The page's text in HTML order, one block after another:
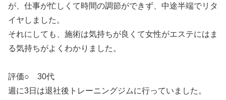
が、仕事が忙しくて時間の調節ができず、中途半端でリタ
イヤしました。
それにしても、施術は気持ちが良くて女性がエステにはま
る気持ちがよくわかりました。
評価○ 30代
週に3日は退社後トレーニングジムに行っていました。